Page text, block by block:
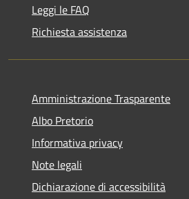
Leggi le FAQ
Richiesta assistenza
Amministrazione Trasparente
Albo Pretorio
Informativa privacy
Note legali
Dichiarazione di accessibilità